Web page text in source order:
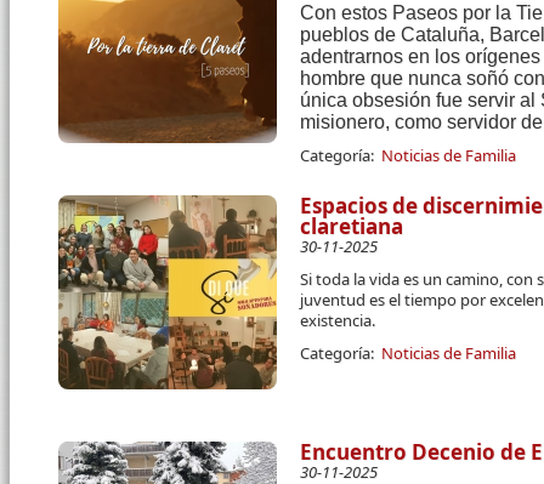
Con estos Paseos por la
pueblos de Cataluña,
adentrarnos en los
hombre que nunca soñó
única obsesión fue servir
misionero, como servidor
Categoría: Noticias de Familia
Espacios de
claretiana
30-11-2025
Si toda la vida es un camino, con
juventud es el tiempo por
existencia.
Categoría: Noticias de Familia
Encuentro Decenio de
30-11-2025